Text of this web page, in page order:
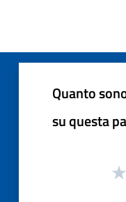
Quanto
su questa